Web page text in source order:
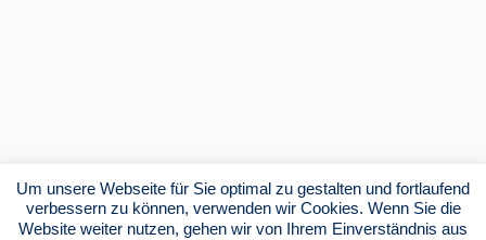
Um unsere Webseite für Sie optimal zu gestalten und fortlaufend
verbessern zu können, verwenden wir Cookies. Wenn Sie die
Website weiter nutzen, gehen wir von Ihrem Einverständnis aus